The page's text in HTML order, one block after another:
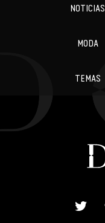
NOTICIAS
MODA
TEMAS